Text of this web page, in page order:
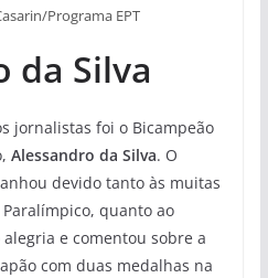
Programa EPT
da Silva
jornalistas foi o Bicampeão
Alessandro da Silva. O
devido tanto às muitas
quanto ao
e comentou sobre a
com duas medalhas na